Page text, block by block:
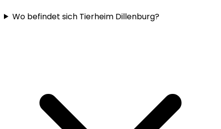
Wo befindet sich Tierheim Dillenburg?